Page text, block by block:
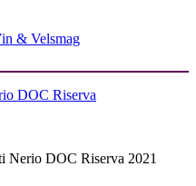
Nerio DOC Riserva 2021